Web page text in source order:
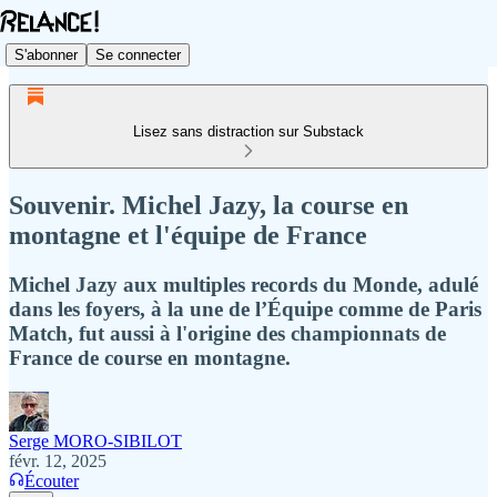
S'abonner Se connecter
Lisez sans distraction sur Substack
Souvenir. Michel Jazy, la course en
montagne et l'équipe de France
Michel Jazy aux multiples records du Monde, adulé
dans les foyers, à la une de l’Équipe comme de Paris
Match, fut aussi à l'origine des championnats de
France de course en montagne.
Serge MORO-SIBILOT
févr. 12, 2025
Écouter